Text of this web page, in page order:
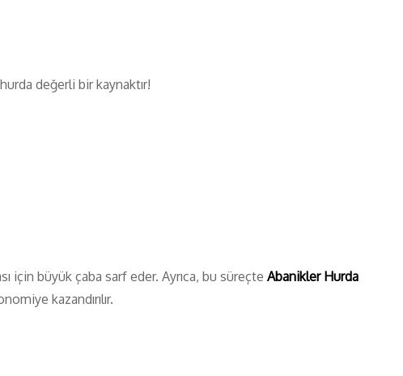
değerli bir kaynaktır!
için büyük çaba sarf eder. Ayrıca, bu süreçte Abanikler Hurda
kazandırılır.